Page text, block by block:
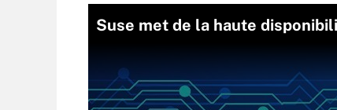
Suse met de la haute